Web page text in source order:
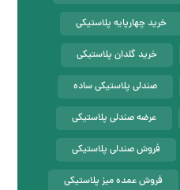
خرید چهارپایه پلاستیکی
خرید گلدان پلاستیکی
صندلی پلاستیکی ساده
عرضه صندلی پلاستیکی
فروش صندلی پلاستیکی
فروش عمده میز پلاستیکی